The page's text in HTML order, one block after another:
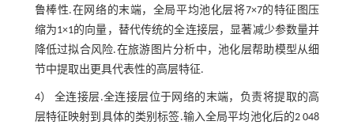
鲁棒性.在网络的末端，全局平均池化层将7×7的特征图压
缩为1×1的向量，替代传统的全连接层，显著减少参数量并
降低过拟合风险.在旅游图片分析中，池化层帮助模型从细
节中提取出更具代表性的高层特征.
4） 全连接层.全连接层位于网络的末端，负责将提取的高
层特征映射到具体的类别标签.输入全局平均池化后的2 048